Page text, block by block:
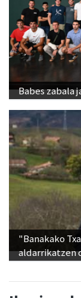
Babes zabala
"Banakako
aldarrikatzen